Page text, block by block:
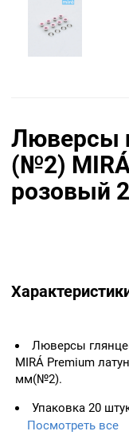
Люверсы
(№2)
розовый
Люверсы
MIRÁ Premium
мм(№2).
Упаковка 20
Розовый.
Посмотреть все